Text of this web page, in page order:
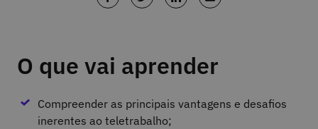
O que vai aprender
Compreender as principais vantagens e desafios
inerentes ao teletrabalho;